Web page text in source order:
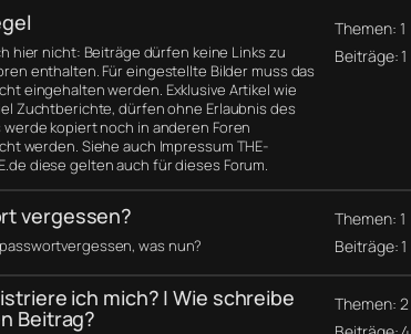
hier nicht: Beiträge dürfen keine Links zu
enthalten. Für eingestellte Bilder muss das
eingehalten werden. Exklusive Artikel wie
Zuchtberichte, dürfen ohne Erlaubnis des
kopiert noch in anderen Foren
werden. Siehe auch Impressum THE-
diese gelten auch für dieses Forum.
Themen: 1
Beiträge: 1
vergessen?
was nun?
Themen: 1
Beiträge: 1
ich mich? | Wie schreibe
Beitrag?
Themen: 2